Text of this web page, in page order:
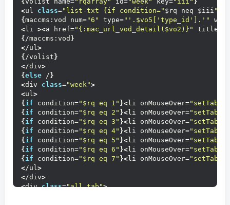
<ul class="list-txt {if condition=" $rq neq $iii
{ maccms:vod num="6" type="'.$vo5['type_id'].'"
< li ><a href="{:mac_url_vod_detail($vo2)}" title=
{ /maccms:vod }
</ul>
{ /volist }
</div>
{ else / }
<div class="week">
<ul>
{ if condition="$rq eq 1" }< li onMouseOver=
{ if condition="$rq eq 2" }< li onMouseOver=
{ if condition="$rq eq 3" }< li onMouseOver=
{ if condition="$rq eq 4" }< li onMouseOver=
{ if condition="$rq eq 5" }< li onMouseOver=
{ if condition="$rq eq 6" }< li onMouseOver=
{ if condition="$rq eq 7" }< li onMouseOver=
</ul>
</div>
<div class="all_tab">